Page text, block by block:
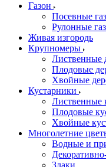
Газон
Посевные
Рулонные
Живая изгородь
Крупномеры
Лиственные
Плодовые
Хвойные
Кустарники
Лиственные
Плодовые
Хвойные
Многолетние
Водные и
Злаки